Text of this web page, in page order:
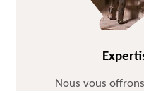
Nous vous